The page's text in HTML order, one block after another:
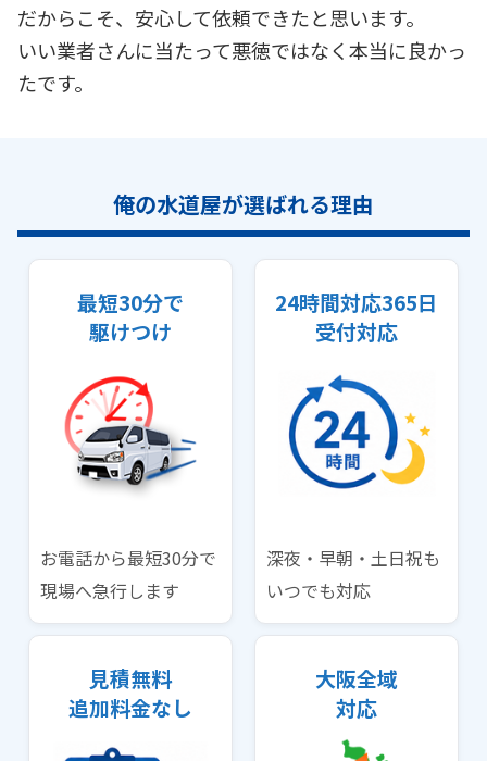
だからこそ、安心して依頼できたと思います。
いい業者さんに当たって悪徳ではなく本当に良かっ
たです。
俺の水道屋が選ばれる理由
最短30分で
駆けつけ
お電話から最短30分で
現場へ急行します
24時間対応365日
受付対応
深夜・早朝・土日祝も
いつでも対応
見積無料
追加料金なし
大阪全域
対応